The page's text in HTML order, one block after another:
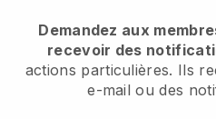
Demandez aux
recevoir des
actions particulières. Ils
e-mail ou des